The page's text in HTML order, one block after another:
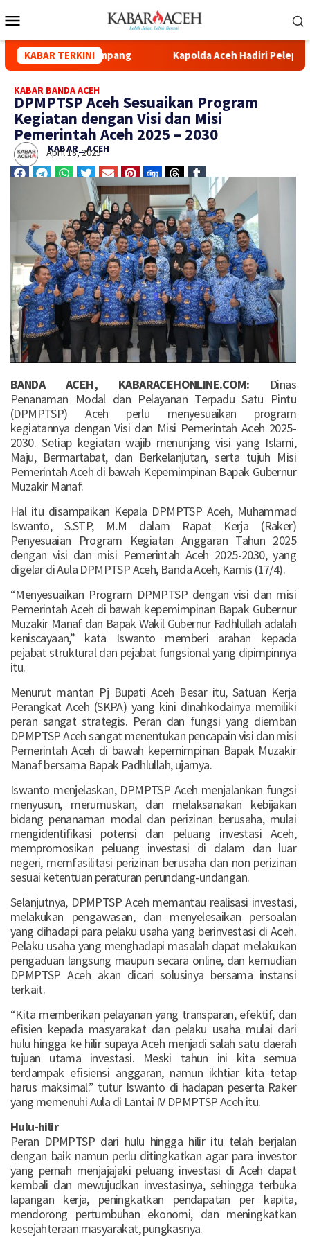
KABAR TERKINI
Kuala Simpang Kapolda Aceh Hadiri Pelepasan
KABAR BANDA ACEH
DPMPTSP Aceh Sesuaikan Program
Kegiatan dengan Visi dan Misi
Pemerintah Aceh 2025 – 2030
KABAR_ ACEH
April 18, 2025
BANDA ACEH, KABARACEHONLINE.COM: Dinas
Penanaman Modal dan Pelayanan Terpadu Satu Pintu
(DPMPTSP) Aceh perlu menyesuaikan program
kegiatannya dengan Visi dan Misi Pemerintah Aceh 2025-
2030. Setiap kegiatan wajib menunjang visi yang Islami,
Maju, Bermartabat, dan Berkelanjutan, serta tujuh Misi
Pemerintah Aceh di bawah Kepemimpinan Bapak Gubernur
Muzakir Manaf.
Hal itu disampaikan Kepala DPMPTSP Aceh, Muhammad
Iswanto, S.STP, M.M dalam Rapat Kerja (Raker)
Penyesuaian Program Kegiatan Anggaran Tahun 2025
dengan visi dan misi Pemerintah Aceh 2025-2030, yang
digelar di Aula DPMPTSP Aceh, Banda Aceh, Kamis (17/4).
“Menyesuaikan Program DPMPTSP dengan visi dan misi
Pemerintah Aceh di bawah kepemimpinan Bapak Gubernur
Muzakir Manaf dan Bapak Wakil Gubernur Fadhlullah adalah
keniscayaan,” kata Iswanto memberi arahan kepada
pejabat struktural dan pejabat fungsional yang dipimpinnya
itu.
Menurut mantan Pj Bupati Aceh Besar itu, Satuan Kerja
Perangkat Aceh (SKPA) yang kini dinahkodainya memiliki
peran sangat strategis. Peran dan fungsi yang diemban
DPMPTSP Aceh sangat menentukan pencapain visi dan misi
Pemerintah Aceh di bawah kepemimpinan Bapak Muzakir
Manaf bersama Bapak Padhlullah, ujarnya.
Iswanto menjelaskan, DPMPTSP Aceh menjalankan fungsi
menyusun, merumuskan, dan melaksanakan kebijakan
bidang penanaman modal dan perizinan berusaha, mulai
mengidentifikasi potensi dan peluang investasi Aceh,
mempromosikan peluang investasi di dalam dan luar
negeri, memfasilitasi perizinan berusaha dan non perizinan
sesuai ketentuan peraturan perundang-undangan.
Selanjutnya, DPMPTSP Aceh memantau realisasi investasi,
melakukan pengawasan, dan menyelesaikan persoalan
yang dihadapi para pelaku usaha yang berinvestasi di Aceh.
Pelaku usaha yang menghadapi masalah dapat melakukan
pengaduan langsung maupun secara online, dan kemudian
DPMPTSP Aceh akan dicari solusinya bersama instansi
terkait.
“Kita memberikan pelayanan yang transparan, efektif, dan
efisien kepada masyarakat dan pelaku usaha mulai dari
hulu hingga ke hilir supaya Aceh menjadi salah satu daerah
tujuan utama investasi. Meski tahun ini kita semua
terdampak efisiensi anggaran, namun ikhtiar kita tetap
harus maksimal.” tutur Iswanto di hadapan peserta Raker
yang memenuhi Aula di Lantai IV DPMPTSP Aceh itu.
Hulu-hilir
Peran DPMPTSP dari hulu hingga hilir itu telah berjalan
dengan baik namun perlu ditingkatkan agar para investor
yang pernah menjajajaki peluang investasi di Aceh dapat
kembali dan mewujudkan investasinya, sehingga terbuka
lapangan kerja, peningkatkan pendapatan per kapita,
mendorong pertumbuhan ekonomi, dan meningkatkan
kesejahteraan masyarakat, pungkasnya.